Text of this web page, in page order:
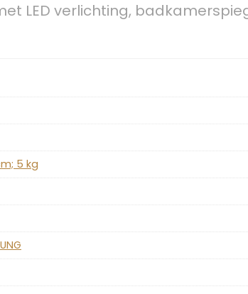
LED verlichting,
5 kg